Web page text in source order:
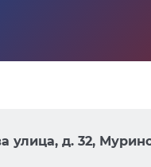
улица, д. 32,